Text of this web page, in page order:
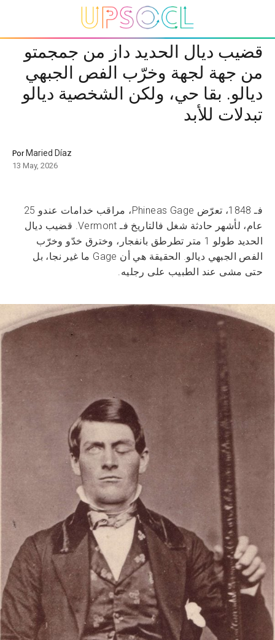
قضيب ديال الحديد داز من جمجمتو
من جهة لجهة وخرّب الفص الجبهي
ديالو. بقا حي، ولكن الشخصية ديالو
تبدلات للأبد
Por Maried Díaz
13 May, 2026
فـ 1848، تعرّض Phineas Gage، مراقب خدامات عندو 25
عام، لأشهر حادثة شغل فالتاريخ فـ Vermont. قضيب ديال
الحديد طولو 1 متر تطرطق بانفجار، وخترق خدّو وخرّب
الفص الجبهي ديالو. الحقيقة هي أن Gage ما غير نجا، بل
حتى مشى عند الطبيب على رجليه.